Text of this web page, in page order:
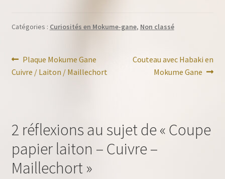
Catégories : Curiosités en Mokume-gane, Non classé
Navigation
de
Article
précédent :
Plaque Mokume Gane
Cuivre / Laiton / Maillechort
Article
suivant :
Couteau avec Habaki en
Mokume Gane
2 réflexions au sujet de « Coupe
papier laiton – Cuivre –
Maillechort»